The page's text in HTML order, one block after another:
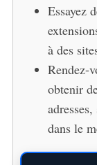
Essayez
à des
Rendez-
obtenir
dans le